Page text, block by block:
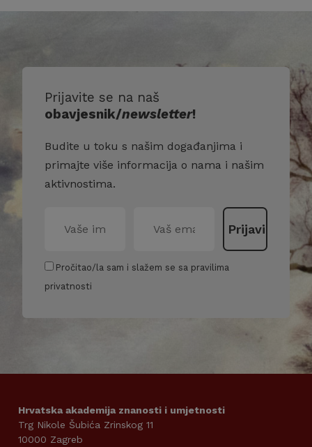
Prijavite se na naš
obavjesnik/newsletter!
Budite u toku s našim događanjima i
primajte više informacija o nama i našim
aktivnostima.
Pročitao/la sam i slažem se sa pravilima
privatnosti
Hrvatska akademija znanosti i umjetnosti
Trg Nikole Šubića Zrinskog 11
10000 Zagreb